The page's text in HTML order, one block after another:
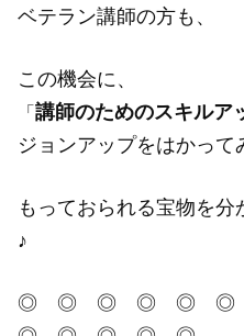
ベテラン講師の方も、
この機会に、
「 講師のためのスキルア
ジョンアップをはかって
もっておられる宝物を
♪
◎ ◎ ◎ ◎ ◎